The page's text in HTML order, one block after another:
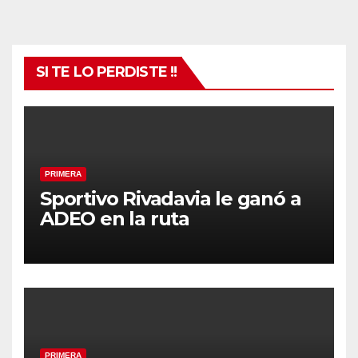
SI TE LO PERDISTE !!
PRIMERA
Sportivo Rivadavia le ganó a
ADEO en la ruta
PRIMERA